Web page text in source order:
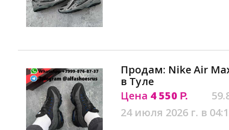
Продам: Nike Air
в Туле
Цена 4 550 Р.
24 июля 2026 г. в